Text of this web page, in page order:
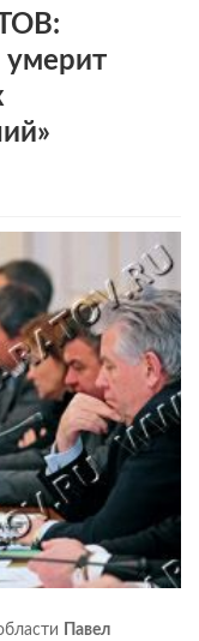
умерит
Павел